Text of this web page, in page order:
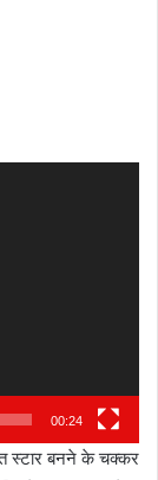
00:24
स्टार बनने के चक्कर